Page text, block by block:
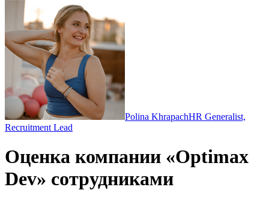
Polina KhrapachHR Generalist,
Recruitment Lead
Оценка компании «Optimax
Dev» сотрудниками